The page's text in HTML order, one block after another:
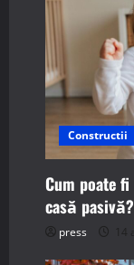
Constructii
Cum poate
casă pasivă?
press 14